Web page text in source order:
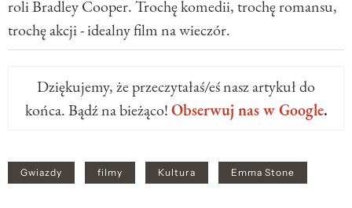
roli Bradley Cooper. Trochę komedii, trochę romansu,
trochę akcji - idealny film na wieczór.
Dziękujemy, że przeczytałaś/eś nasz artykuł do
końca. Bądź na bieżąco!Obserwuj nas w Google.
Gwiazdy filmy Kultura Emma Stone